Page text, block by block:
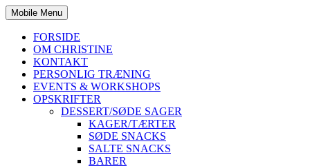
Mobile Menu
FORSIDE
OM CHRISTINE
KONTAKT
PERSONLIG TRÆNING
EVENTS & WORKSHOPS
OPSKRIFTER
DESSERT/SØDE SAGER
KAGER/TÆRTER
SØDE SNACKS
SALTE SNACKS
BARER